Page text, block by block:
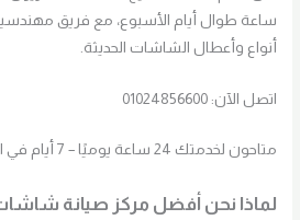
ساعة طوال أيام الأسبوع، مع فريق
أنواع وأعطال الشاشات الحديثة.
اتصل الآن: 01024856600
متاحون لخدمتك 24 ساعة يوميًا – 7 أيام في الأسبوع.
لماذا نحن أفضل مركز صيانة